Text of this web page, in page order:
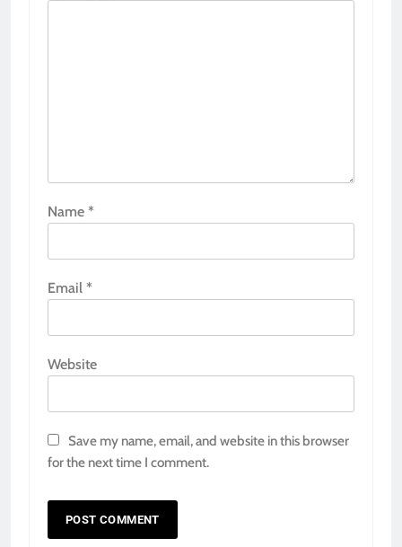
Name *
Email *
Website
Save my name, email, and website in this browser
for the next time I comment.